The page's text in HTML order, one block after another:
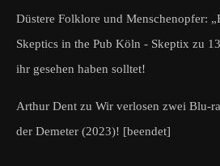
Düstere Folklore und Menschenopfer:
Skeptics in the Pub Köln - Skeptix zu
ihr gesehen haben solltet!
Arthur Dent zu Wir verlosen zwei Blu-
der Demeter (2023)! [beendet]